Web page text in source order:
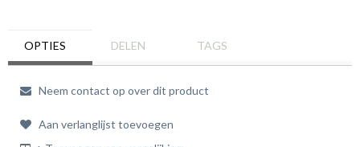
OPTIES DELEN TAGS
Neem contact op over dit product
Aan verlanglijst toevoegen